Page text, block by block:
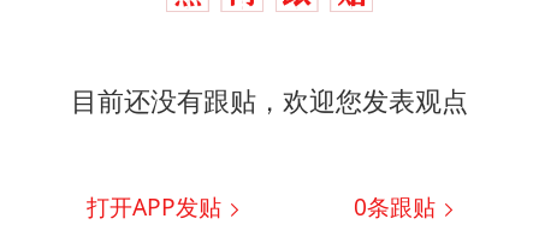
目前还没有跟贴，欢迎您发表观点
打开APP发贴 0条跟贴